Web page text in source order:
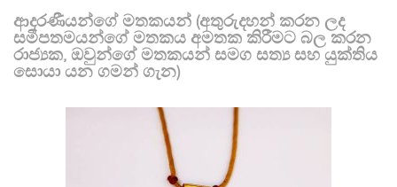
ආදරණීයන්ගේ මතකයන් (අතුරුදහන් කරන ලද
සමීපතමයන්ගේ මතකය අමතක කිරීමට බල කරන
රාජ්‍යක, ඔවුන්ගේ මතකයන් සමග සත්‍ය සහ යුක්තිය
සොයා යන ගමන් ගැන)